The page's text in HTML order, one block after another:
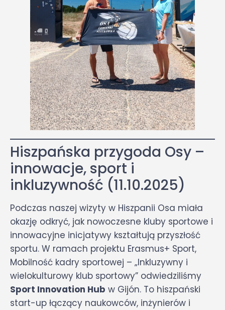
Hiszpańska przygoda Osy –
innowacje, sport i
inkluzywność (11.10.2025)
Podczas naszej wizyty w Hiszpanii Osa miała
okazję odkryć, jak nowoczesne kluby sportowe i
innowacyjne inicjatywy kształtują przyszłość
sportu. W ramach projektu Erasmus+ Sport,
Mobilność kadry sportowej – „Inkluzywny i
wielokulturowy klub sportowy” odwiedziliśmy
Sport Innovation Hub w Gijón. To hiszpański
start-up łączący naukowców, inżynierów i